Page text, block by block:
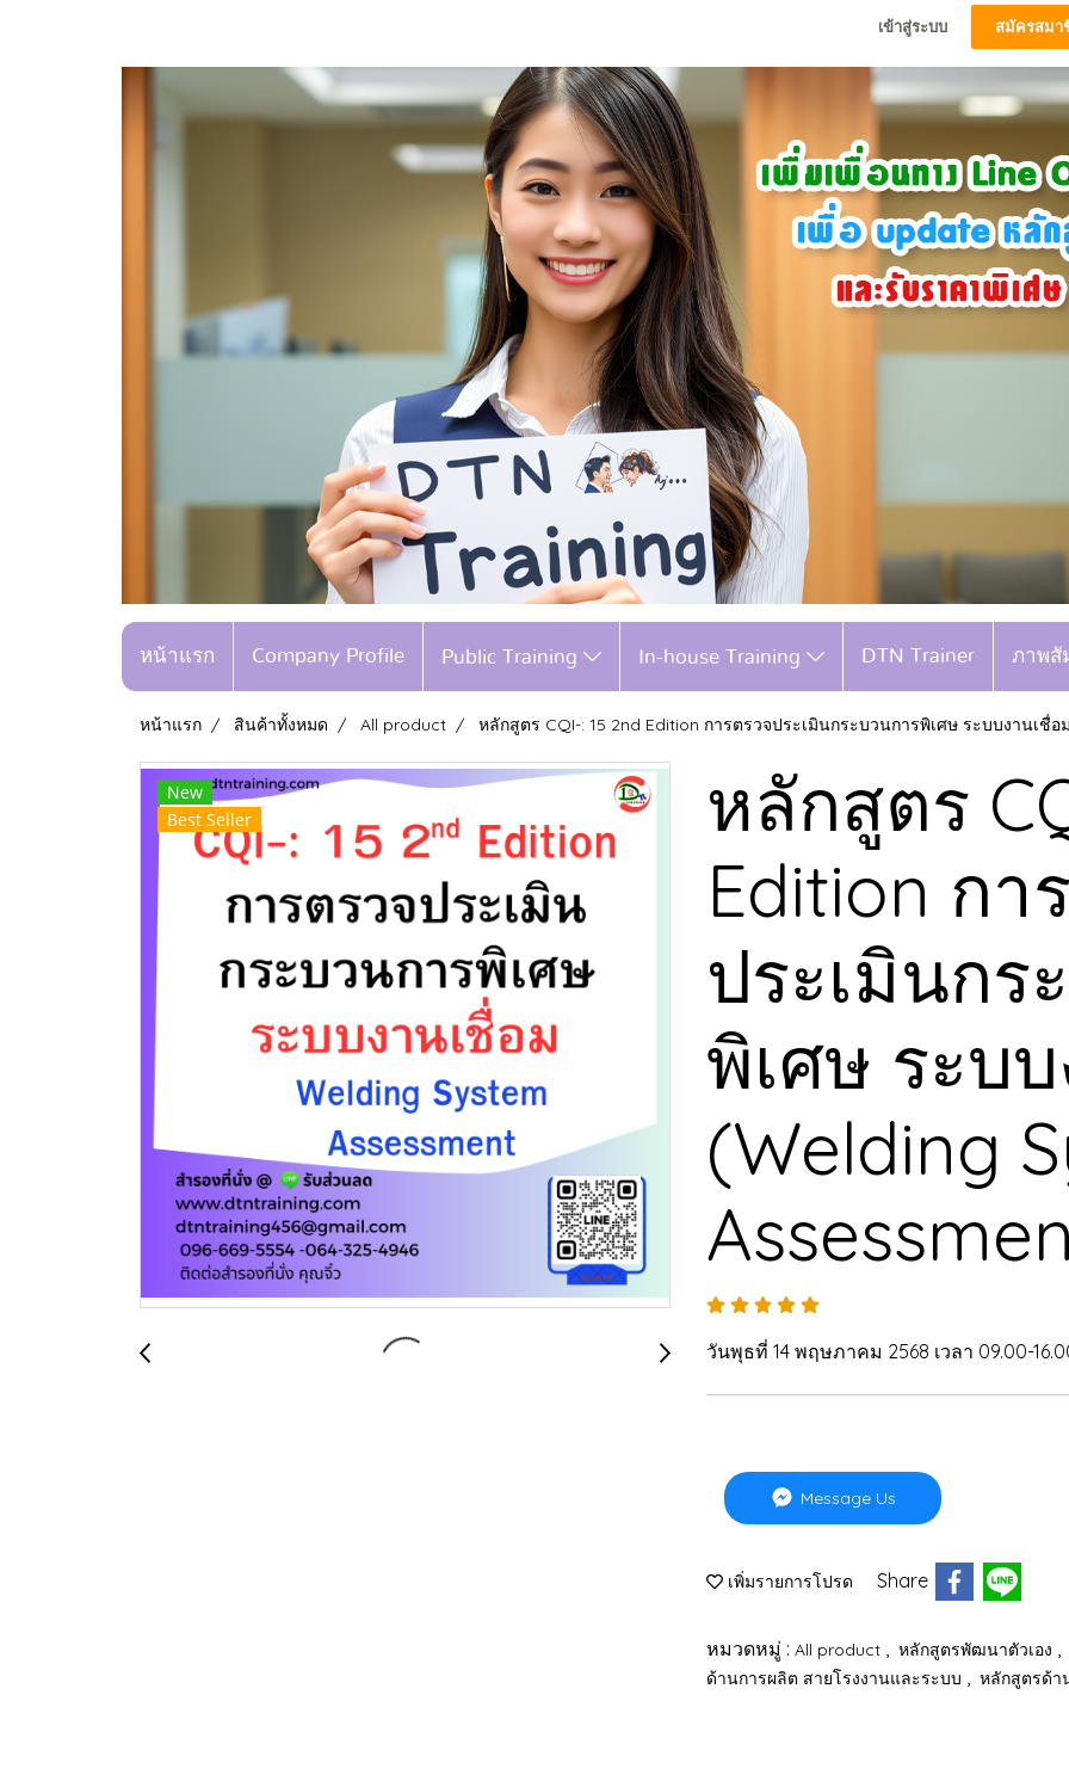
เข้าสู่ระบบ สมัครสมา
หน้าแรก Company Profile Public Training In-house Training DTN Trainer ภาพสั
หน้าแรก สินค้าทั้งหมด All product หลักสูตร CQI-: 15 2nd Edition การตรวจประเมินกระบวนการพิเศษ ระบบงานเชื่
New
Best Seller
หลักสูตร
Edition กา
ประเมินกร
พิเศษ ระบ
(Welding
วันพุธที่ 14 พฤษภาคม 2568 เวลา 09.00-
Message Us
เพิ่มรายการโปรด Share
หมวดหมู่ : All product หลักสูตรพัฒนาตัวเอง
ด้านการผลิต สายโรงงานและระบบ หลักสูตรด้า